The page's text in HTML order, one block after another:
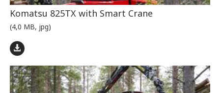
Komatsu 825TX with Smart Crane
(4,0 MB, jpg)